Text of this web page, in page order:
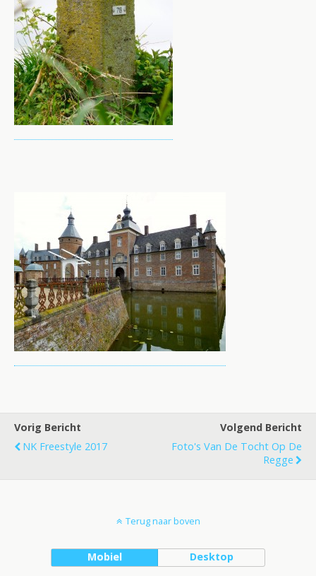
Vorig Bericht
NK Freestyle 2017
Volgend Bericht
Foto's Van De Tocht Op De
Regge
Terug naar boven
Mobiel Desktop